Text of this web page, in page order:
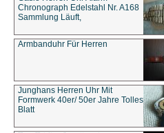
Chronograph Edelstahl Nr. A168
Sammlung Läuft,
Armbanduhr Für Herren
Junghans Herren Uhr Mit
Formwerk 40er/ 50er Jahre Tolles
Blatt